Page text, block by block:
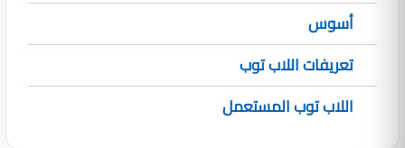
أسوس
تعريفات اللاب توب
اللاب توب المستعمل